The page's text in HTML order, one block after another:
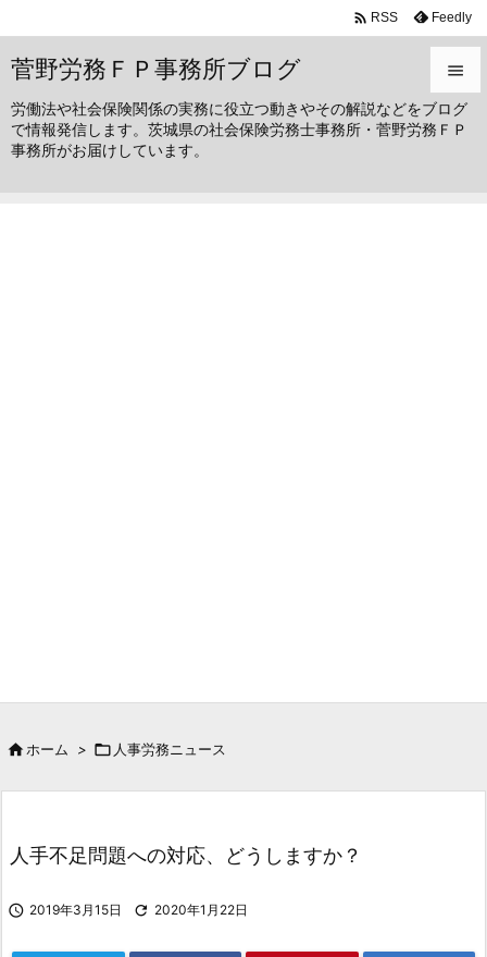
菅野労務ＦＰ事務所ブログ
労働法や社会保険関係の実務に役立つ動きやその解説などをブログ
で情報発信します。茨城県の社会保険労務士事務所・菅野労務ＦＰ
事務所がお届けしています。


メニュ
 RSS Feedly
 ホーム >  人事労務ニュース
人手不足問題への対応、どうしますか？
 2019年3月15日  2020年1月22日